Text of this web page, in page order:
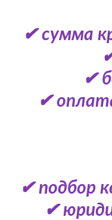
✔ сумма
✔
✔
✔ подбор
✔